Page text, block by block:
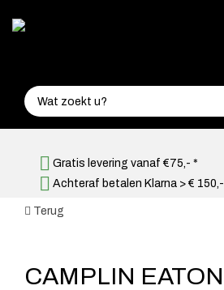
Gratis levering vanaf €75,- *
Achteraf betalen Klarna > € 150,-
Terug
CAMPLIN EATON